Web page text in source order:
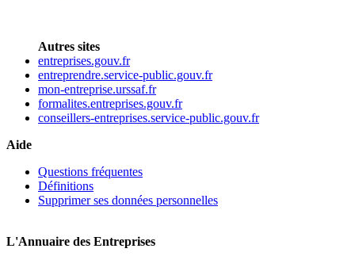
Autres sites
entreprises.gouv.fr
entreprendre.service-public.gouv.fr
mon-entreprise.urssaf.fr
formalites.entreprises.gouv.fr
conseillers-entreprises.service-public.gouv.fr
Aide
Questions fréquentes
Définitions
Supprimer ses données personnelles
L'Annuaire des Entreprises